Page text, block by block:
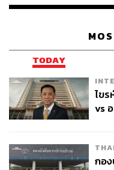
TODAY
ไข
vs
กอ